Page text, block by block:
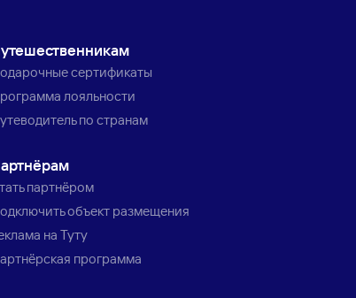
сертификаты
лояльности
по странам
партнёром
объект размещения
на Туту
программа